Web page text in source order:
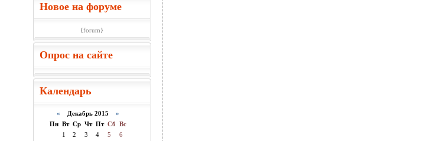
Новое на форуме
{forum}
Опрос на сайте
Календарь
« Декабрь 2015 »
Пн Вт Ср Чт Пт Сб Вс
1
2 3 4 5
6